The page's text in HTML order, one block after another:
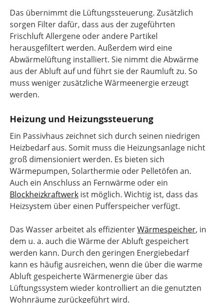
Das übernimmt die Lüftungssteuerung. Zusätzlich
sorgen Filter dafür, dass aus der zugeführten
Frischluft Allergene oder andere Partikel
herausgefiltert werden. Außerdem wird eine
Abwärmelüftung installiert. Sie nimmt die Abwärme
aus der Abluft auf und führt sie der Raumluft zu. So
muss weniger zusätzliche Wärmeenergie erzeugt
werden.
Heizung und Heizungssteuerung
Ein Passivhaus zeichnet sich durch seinen niedrigen
Heizbedarf aus. Somit muss die Heizungsanlage nicht
groß dimensioniert werden. Es bieten sich
Wärmepumpen, Solarthermie oder Pelletöfen an.
Auch ein Anschluss an Fernwärme oder ein
Blockheizkraftwerk ist möglich. Wichtig ist, dass das
Heizsystem über einen Pufferspeicher verfügt.
Das Wasser arbeitet als effizienterWärmespeicher, in
dem u. a. auch die Wärme der Abluft gespeichert
werden kann. Durch den geringen Energiebedarf
kann es häufig ausreichen, wenn die über die warme
Abluft gespeicherte Wärmenergie über das
Lüftungssystem wieder kontrolliert an die genutzten
Wohnräume zurückgeführt wird.